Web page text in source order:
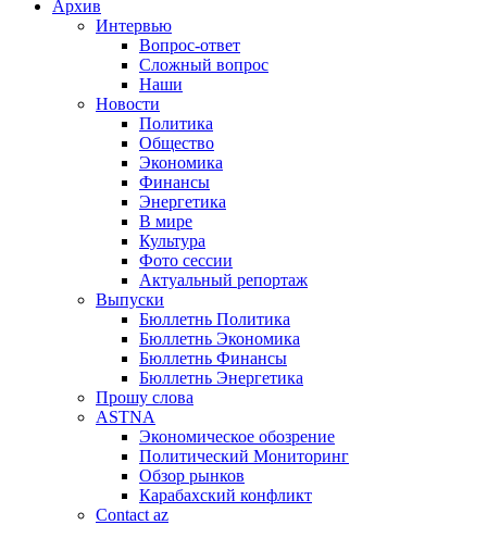
Архив
Интервью
Вопрос-ответ
Сложный вопрос
Наши
Новости
Политика
Общество
Экономика
Финансы
Энергетика
В мире
Культура
Фото сессии
Актуальный репортаж
Выпуски
Бюллетнь Политика
Бюллетнь Экономика
Бюллетнь Финансы
Бюллетнь Энергетика
Прошу слова
ASTNA
Экономическое обозрение
Политический Мониторинг
Обзор рынков
Карабахский конфликт
Contact az